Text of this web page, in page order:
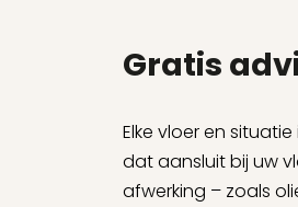
Gratis
Elke vloer en
dat aansluit bij uw
afwerking – zoals